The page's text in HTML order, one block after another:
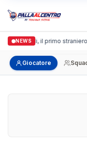
NEWS
Casalguidi, il primo
Giocatore